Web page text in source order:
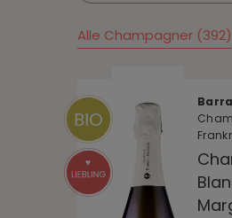
Alle Champagner (392)